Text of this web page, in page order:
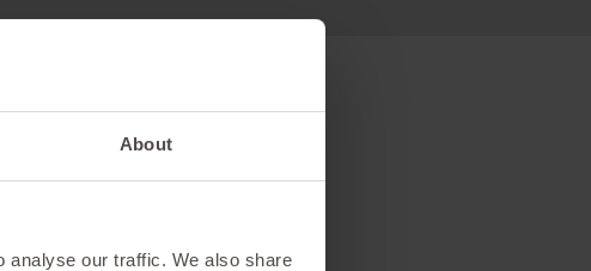
About
analyse our traffic. We also share